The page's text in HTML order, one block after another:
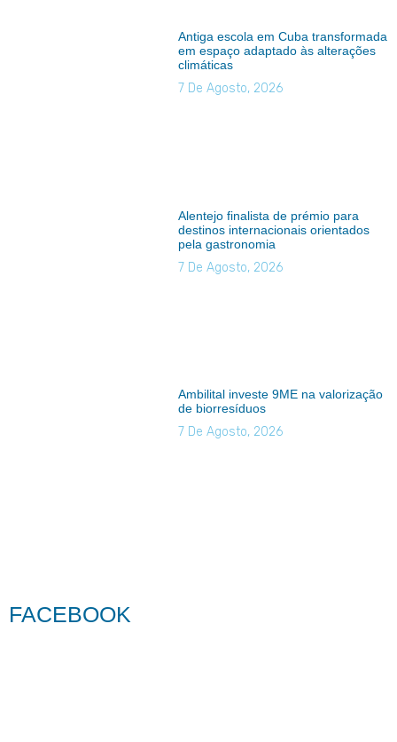
Antiga escola em Cuba transformada
em espaço adaptado às alterações
climáticas
7 De Agosto, 2026
Alentejo finalista de prémio para
destinos internacionais orientados
pela gastronomia
7 De Agosto, 2026
Ambilital investe 9ME na valorização
de biorresíduos
7 De Agosto, 2026
FACEBOOK